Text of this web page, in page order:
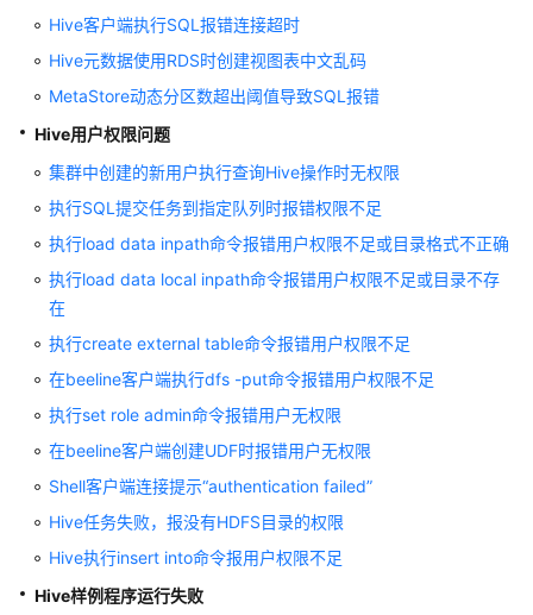
使
用
使
用
使
HetuEngine
使
用
Hive
Hive
连
接
式
Hive客户端执行SQL报错连接超时
Hive元数据使用RDS时创建视图表中文乱码
MetaStore动态分区数超出阈值导致SQL报错
Hive用户权限问题
集群中创建的新用户执行查询Hive操作时无权限
执行SQL提交任务到指定队列时报错权限不足
执行load data inpath命令报错用户权限不足或目录格式不正确
执行load data local inpath命令报错用户权限不足或目录不存
在
执行create external table命令报错用户权限不足
在beeline客户端执行dfs -put命令报错用户权限不足
执行set role admin命令报错用户无权限
在beeline客户端创建UDF时报错用户无权限
Shell客户端连接提示“authentication failed”
Hive任务失败，报没有HDFS目录的权限
Hive执行insert into命令报用户权限不足
Hive样例程序运行失败